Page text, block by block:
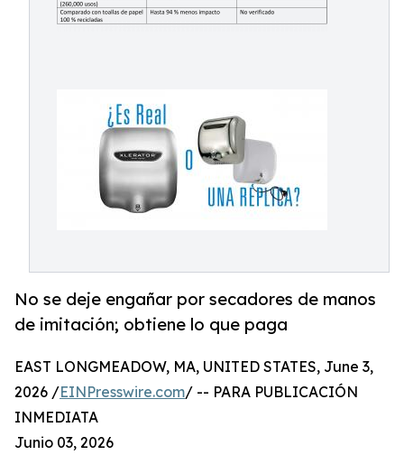
No se deje engañar por secadores de manos
de imitación; obtiene lo que paga
EAST LONGMEADOW, MA, UNITED STATES, June 3,
2026 /EINPresswire.com/ -- PARA PUBLICACIÓN
INMEDIATA
Junio 03, 2026